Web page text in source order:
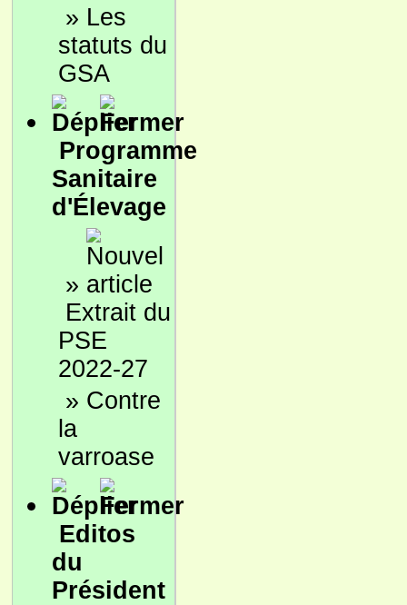
» Les
statuts du
GSA
Programme
Sanitaire
d'Élevage
»
Extrait du
PSE
2022-27
» Contre
la
varroase
Editos
du
Président